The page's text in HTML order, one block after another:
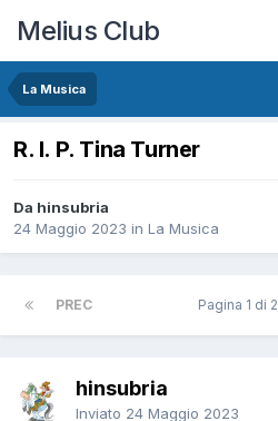
Melius Club
La Musica
R. I. P. Tina Turner
Da hinsubria
24 Maggio 2023 in La Musica
PREC Pagina 1 di 2
hinsubria
Inviato 24 Maggio 2023